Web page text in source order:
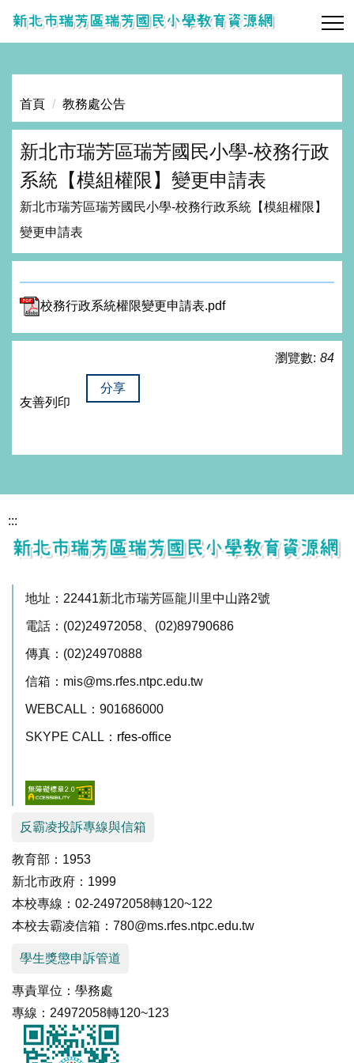
跳
到
區
首頁 教務處公告
新北市瑞芳區瑞芳國民小學-校務行政
系統【模組權限】變更申請表
新北市瑞芳區瑞芳國民小學-校務行政系統【模組權限】
變更申請表
校務行政系統權限變更申請表.pdf
瀏覽數: 84
友善列印
分享
:::
地址：22441新北市瑞芳區龍川里中山路2號
電話：(02)24972058、(02)89790686
傳真：(02)24970888
信箱：mis@ms.rfes.ntpc.edu.tw
WEBCALL：901686000
SKYPE CALL： rfes-office
反霸凌投訴專線與信箱
教育部：1953
新北市政府：1999
本校專線：02-24972058轉120~122
本校去霸凌信箱：780@ms.rfes.ntpc.edu.tw
學生獎懲申訴管道
專責單位：學務處
專線：24972058轉120~123